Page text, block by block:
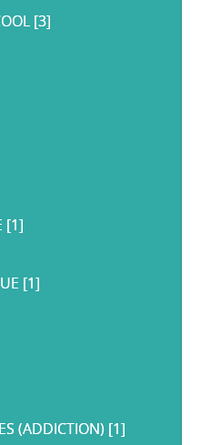
[3]
[1]
[1]
(ADDICTION) [1]